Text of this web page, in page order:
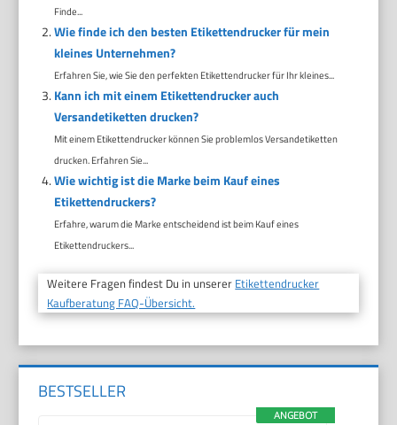
Finde...
Wie finde ich den besten Etikettendrucker für mein
kleines Unternehmen?
Erfahren Sie, wie Sie den perfekten Etikettendrucker für Ihr kleines...
Kann ich mit einem Etikettendrucker auch
Versandetiketten drucken?
Mit einem Etikettendrucker können Sie problemlos Versandetiketten
drucken. Erfahren Sie...
Wie wichtig ist die Marke beim Kauf eines
Etikettendruckers?
Erfahre, warum die Marke entscheidend ist beim Kauf eines
Etikettendruckers...
Weitere Fragen findest Du in unserer Etikettendrucker
Kaufberatung FAQ-Übersicht.
BESTSELLER
ANGEBOT